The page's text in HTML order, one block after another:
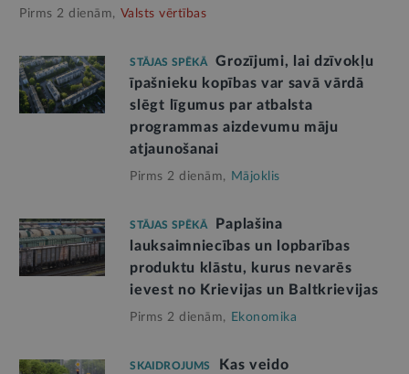
Pirms 2 dienām, Valsts vērtības
STĀJAS SPĒKĀ
Grozījumi, lai dzīvokļu
īpašnieku kopības var savā vārdā
slēgt līgumus par atbalsta
programmas aizdevumu māju
atjaunošanai
Pirms 2 dienām, Mājoklis
STĀJAS SPĒKĀ
Paplašina
lauksaimniecības un lopbarības
produktu klāstu, kurus nevarēs
ievest no Krievijas un Baltkrievijas
Pirms 2 dienām, Ekonomika
SKAIDROJUMS
Kas veido